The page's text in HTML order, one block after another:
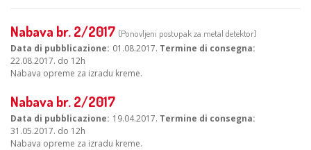
Nabava br. 2/2017 (Ponovljeni postupak za metal detektor)
Data di pubblicazione 01.08.2017. Termine di consegna
22.08.2017. do 12h
Nabava opreme za izradu kreme.
Nabava br. 2/2017
Data di pubblicazione 19.04.2017. Termine di consegna
31.05.2017. do 12h
Nabava opreme za izradu kreme.